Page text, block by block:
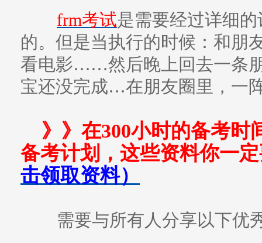
frm考试是需要经过详细
的。但是当执行的时候：和朋
看电影……然后晚上回去一条
宝还没完成…在朋友圈里，一
》》在300小时的备考
备考计划，这些资料你一
击领取资料）
需要与所有人分享以下优